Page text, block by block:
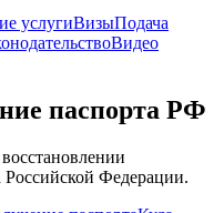
услугиВизыПодача
Видео
паспорта РФ
Российской Федерации.